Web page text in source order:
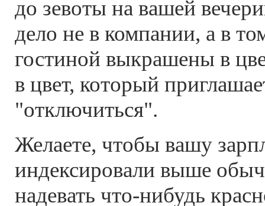
до зевоты на вашей
дело не в компании, а в
гостиной выкрашены в
в цвет, который
"отключиться".
Желаете, чтобы вашу
индексировали выше
надевать что-нибудь